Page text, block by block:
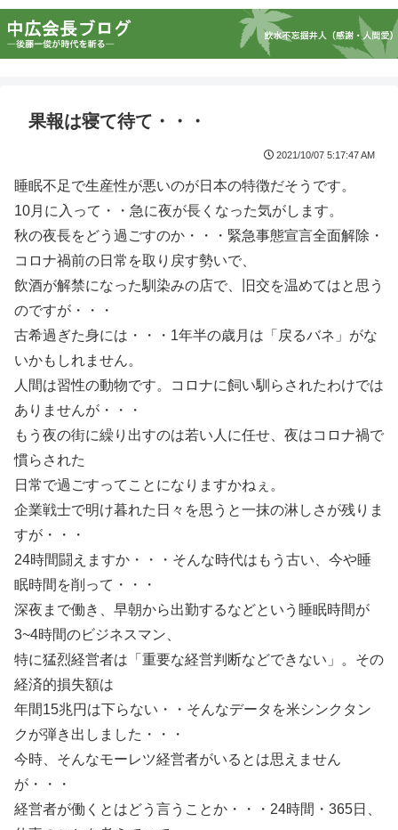
果報は寝て待て・・・
2021/10/07 5:17:47 AM
睡眠不足で生産性が悪いのが日本の特徴だそうです。
10月に入って・・急に夜が長くなった気がします。
秋の夜長をどう過ごすのか・・・緊急事態宣言全面解除・
コロナ禍前の日常を取り戻す勢いで、
飲酒が解禁になった馴染みの店で、旧交を温めてはと思う
のですが・・・
古希過ぎた身には・・・1年半の歳月は「戻るバネ」がな
いかもしれません。
人間は習性の動物です。コロナに飼い馴らされたわけでは
ありませんが・・・
もう夜の街に繰り出すのは若い人に任せ、夜はコロナ禍で
慣らされた
日常で過ごすってことになりますかねぇ。
企業戦士で明け暮れた日々を思うと一抹の淋しさが残りま
すが・・・
24時間闘えますか・・・そんな時代はもう古い、今や睡
眠時間を削って・・・
深夜まで働き、早朝から出勤するなどという睡眠時間が
3~4時間のビジネスマン、
特に猛烈経営者は「重要な経営判断などできない」。その
経済的損失額は
年間15兆円は下らない・・そんなデータを米シンクタン
クが弾き出しました・・・
今時、そんなモーレツ経営者がいるとは思えません
が・・・
経営者が働くとはどう言うことか・・・24時間・365日、